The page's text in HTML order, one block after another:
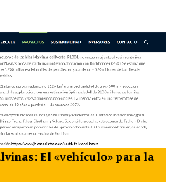
El «vehículo» para la